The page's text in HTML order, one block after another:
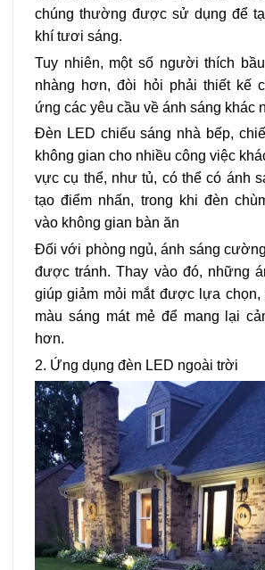
chúng thường được sử dụng để
khí tươi sáng.
Tuy nhiên, một số người thích
nhàng hơn, đòi hỏi phải thiết kế
ứng các yêu cầu về ánh sáng khác
Đèn LED chiếu sáng nhà bếp,
không gian cho nhiều công việc
vực cụ thể, như tủ, có thể có ánh
tạo điểm nhấn, trong khi đèn
vào không gian bàn ăn
Đối với phòng ngủ, ánh sáng
được tránh. Thay vào đó, những
giúp giảm mỏi mắt được lựa chọn,
màu sáng mát mẻ để mang lại
hơn.
2. Ứng dụng đèn LED ngoài trời